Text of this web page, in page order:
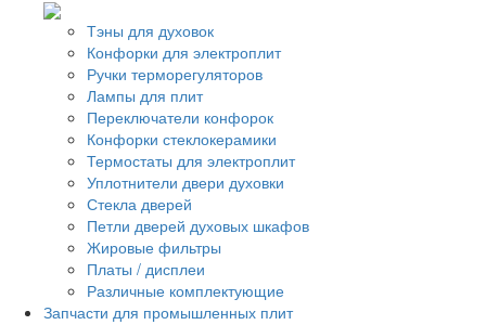
Тэны для духовок
Конфорки для электроплит
Ручки терморегуляторов
Лампы для плит
Переключатели конфорок
Конфорки стеклокерамики
Термостаты для электроплит
Уплотнители двери духовки
Стекла дверей
Петли дверей духовых шкафов
Жировые фильтры
Платы / дисплеи
Различные комплектующие
Запчасти для промышленных плит